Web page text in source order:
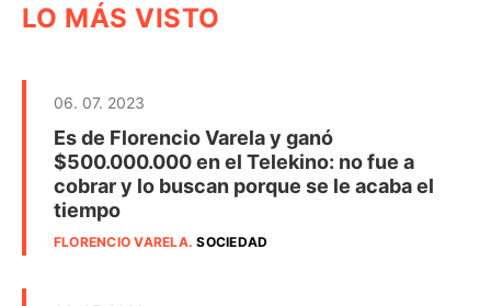
LO MÁS VISTO
06. 07. 2023
Es de Florencio Varela y ganó
$500.000.000 en el Telekino: no fue a
cobrar y lo buscan porque se le acaba el
tiempo
FLORENCIO VARELA.SOCIEDAD